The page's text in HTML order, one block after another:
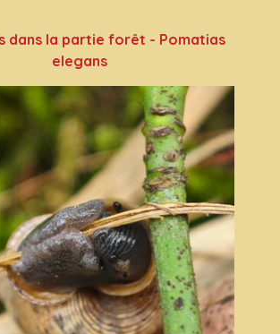
dans la partie forêt - Pomatias
elegans